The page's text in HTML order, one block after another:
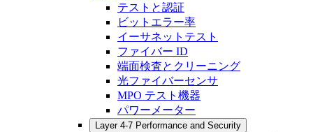
テストと認証
ビットエラー率
イーサネットテスト
ファイバー ID
端面検査とクリーニング
光ファイバーセンサ
MPO テスト機器
パワーメーター
Layer 4-7 Performance and Security